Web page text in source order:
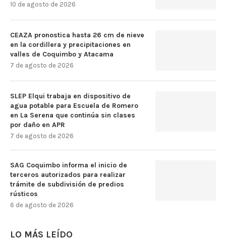
10 de agosto de 2026
CEAZA pronostica hasta 26 cm de nieve
en la cordillera y precipitaciones en
valles de Coquimbo y Atacama
7 de agosto de 2026
SLEP Elqui trabaja en dispositivo de
agua potable para Escuela de Romero
en La Serena que continúa sin clases
por daño en APR
7 de agosto de 2026
SAG Coquimbo informa el inicio de
terceros autorizados para realizar
trámite de subdivisión de predios
rústicos
6 de agosto de 2026
LO MÁS LEÍDO